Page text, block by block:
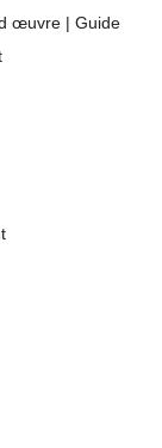
œuvre | Guide